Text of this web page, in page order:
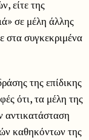
είτε της
σε μέλη άλλης
στα συγκεκριμένα
της επίδικης
ότι, τα μέλη της
αντικατάσταση
καθηκόντων της